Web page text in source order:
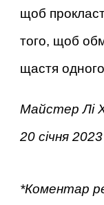
щоб
того, щоб
щастя
Майстер Лі
20 січня
*Коментар